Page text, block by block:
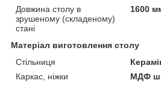
Довжина столу в
зрушеному (складеному)
стані
1600
Матеріал виготовлення столу
Стільниця
Каркас, ніжки
МДФ